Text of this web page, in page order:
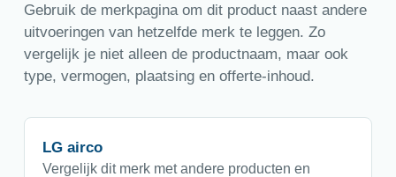
Gebruik de merkpagina om dit product naast andere
uitvoeringen van hetzelfde merk te leggen. Zo
vergelijk je niet alleen de productnaam, maar ook
type, vermogen, plaatsing en offerte-inhoud.
LG airco
Vergelijk dit merk met andere producten en